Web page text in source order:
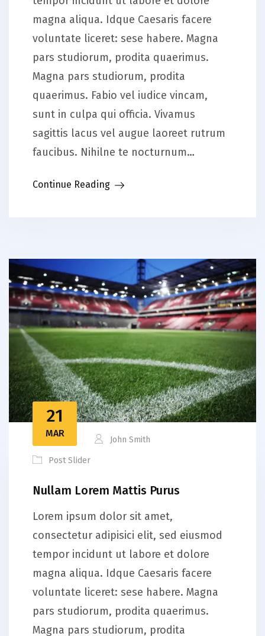
magna aliqua. Idque Caesaris facere
voluntate liceret: sese habere. Magna
pars studiorum, prodita quaerimus.
Magna pars studiorum, prodita
quaerimus. Fabio vel iudice vincam,
sunt in culpa qui officia. Vivamus
sagittis lacus vel augue laoreet rutrum
faucibus. Nihilne te nocturnum…
Continue Reading
21
MAR
John Smith
Post Slider
Nullam Lorem Mattis Purus
Lorem ipsum dolor sit amet,
consectetur adipisici elit, sed eiusmod
tempor incidunt ut labore et dolore
magna aliqua. Idque Caesaris facere
voluntate liceret: sese habere. Magna
pars studiorum, prodita quaerimus.
Magna pars studiorum, prodita